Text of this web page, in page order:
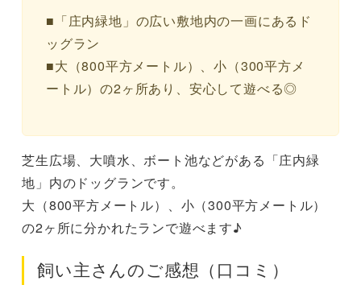
■「庄内緑地」の広い敷地内の一画にあるド
ッグラン
■大（800平方メートル）、小（300平方メ
ートル）の2ヶ所あり、安心して遊べる◎
芝生広場、大噴水、ボート池などがある「庄内緑
地」内のドッグランです。
大（800平方メートル）、小（300平方メートル）
の2ヶ所に分かれたランで遊べます♪
飼い主さんのご感想（口コミ）